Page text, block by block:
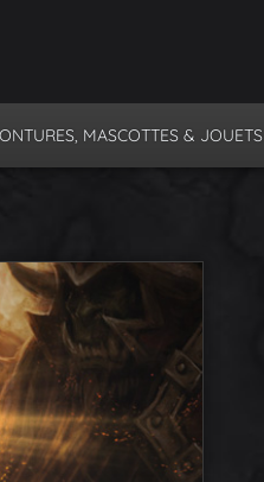
MASCOTTES & JOUETS